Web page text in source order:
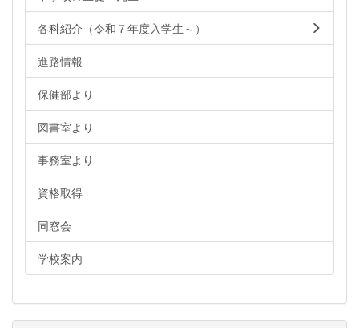
各科紹介（令和７年度入学生～）
進路情報
保健部より
図書室より
事務室より
資格取得
同窓会
学校案内